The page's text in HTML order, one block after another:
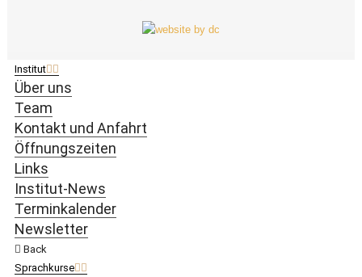
Institut
Über uns
Team
Kontakt und Anfahrt
Öffnungszeiten
Links
Institut-News
Terminkalender
Newsletter
Back
Sprachkurse